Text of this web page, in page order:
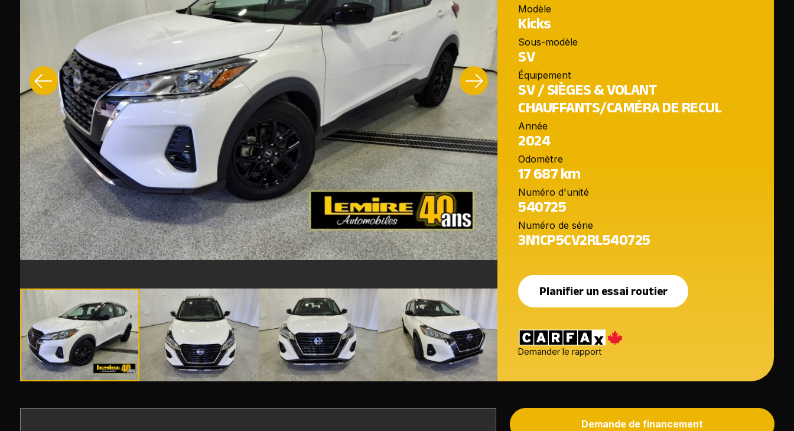
Modèle
Kicks
Sous-modèle
SV
Équipement
SV / SIÈGES & VOLANT
CHAUFFANTS/CAMÉRA DE RECUL
Année
2024
Odomètre
17 687 km
Numéro d'unité
540725
Numéro de série
3N1CP5CV2RL540725
Planifier un essai routier
Demander le rapport
Demande de financement